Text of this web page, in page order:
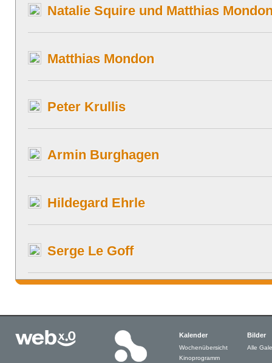
Natalie Squire und Matthias
Matthias Mondon
Peter Krullis
Armin Burghagen
Hildegard Ehrle
Serge Le Goff
Kalender
Wochenübersicht
Kinoprogramm
Bilder
Alle